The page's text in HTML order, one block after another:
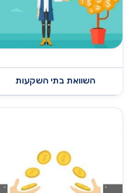
השוואת בתי השקעות